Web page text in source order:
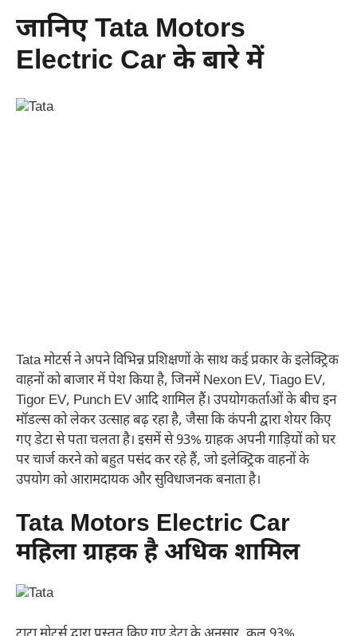
जानिए Tata Motors
Electric Car के बारे में
Tata मोटर्स ने अपने विभिन्न प्रशिक्षणों के साथ कई प्रकार के इलेक्ट्रिक
वाहनों को बाजार में पेश किया है, जिनमें Nexon EV, Tiago EV,
Tigor EV, Punch EV आदि शामिल हैं। उपयोगकर्ताओं के बीच इन
मॉडल्स को लेकर उत्साह बढ़ रहा है, जैसा कि कंपनी द्वारा शेयर किए
गए डेटा से पता चलता है। इसमें से 93% ग्राहक अपनी गाड़ियों को घर
पर चार्ज करने को बहुत पसंद कर रहे हैं, जो इलेक्ट्रिक वाहनों के
उपयोग को आरामदायक और सुविधाजनक बनाता है।
Tata Motors Electric Car
महिला ग्राहक है अधिक शामिल